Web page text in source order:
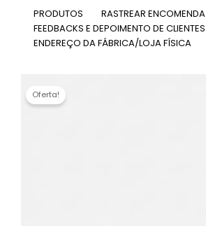
conteúdo
PRODUTOS RASTREAR ENCOMENDA
FEEDBACKS E DEPOIMENTO DE CLIENTES
ENDEREÇO DA FÁBRICA/LOJA FÍSICA
Oferta!